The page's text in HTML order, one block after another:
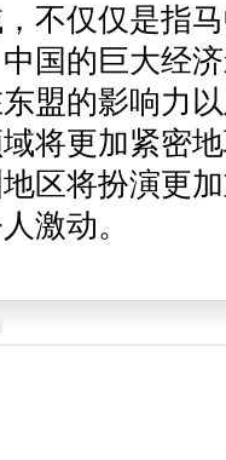
仅仅是指马
国的巨大经
盟的影响力
将更加紧密
区将扮演更
激动。